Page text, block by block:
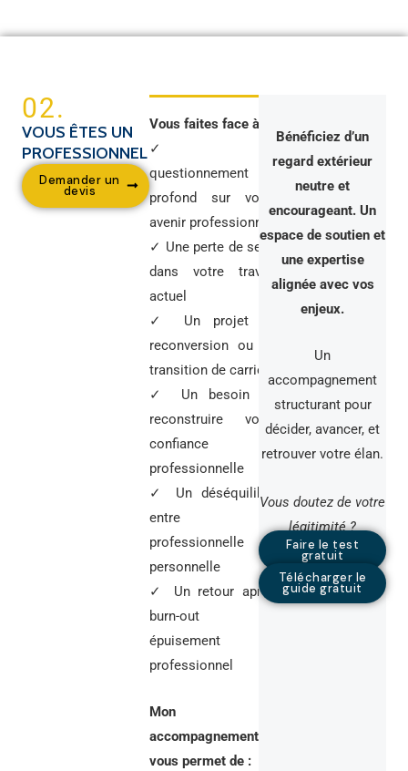
02.
VOUS ÊTES UN
PROFESSIONNEL
Demander un
devis
Vous faites face à
✓ Un
questionnement
profond sur votre
avenir professionnel
✓ Une perte de sens
dans votre travail
actuel
✓ Un projet de
reconversion ou de
transition de carrière
✓ Un besoin de
reconstruire votre
confiance
professionnelle
✓ Un déséquilibre
entre vie
professionnelle et
personnelle
✓ Un retour après
burn-out ou
épuisement
professionnel
Mon
accompagnement
vous permet de :
Bénéficiez d’un
regard extérieur
neutre et
encourageant. Un
espace de soutien et
une expertise
alignée avec vos
enjeux.
Un
accompagnement
structurant pour
décider, avancer, et
retrouver votre élan.
Vous doutez de votre
légitimité ?
Faire le test
gratuit
Télécharger le
guide gratuit